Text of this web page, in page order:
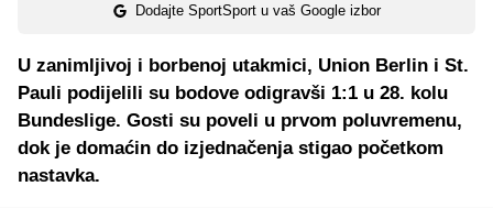
Dodajte SportSport u vaš Google izbor
U zanimljivoj i borbenoj utakmici, Union Berlin i St.
Pauli podijelili su bodove odigravši 1:1 u 28. kolu
Bundeslige. Gosti su poveli u prvom poluvremenu,
dok je domaćin do izjednačenja stigao početkom
nastavka.